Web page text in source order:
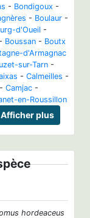
- Bondigoux -
- Boulaur -
d'Oueil -
- Boussan - Boutx
d'Armagnac
sur-Tarn -
- Calmeilles -
- Camjac -
en-Roussillon
Afficher plus
hordeaceus